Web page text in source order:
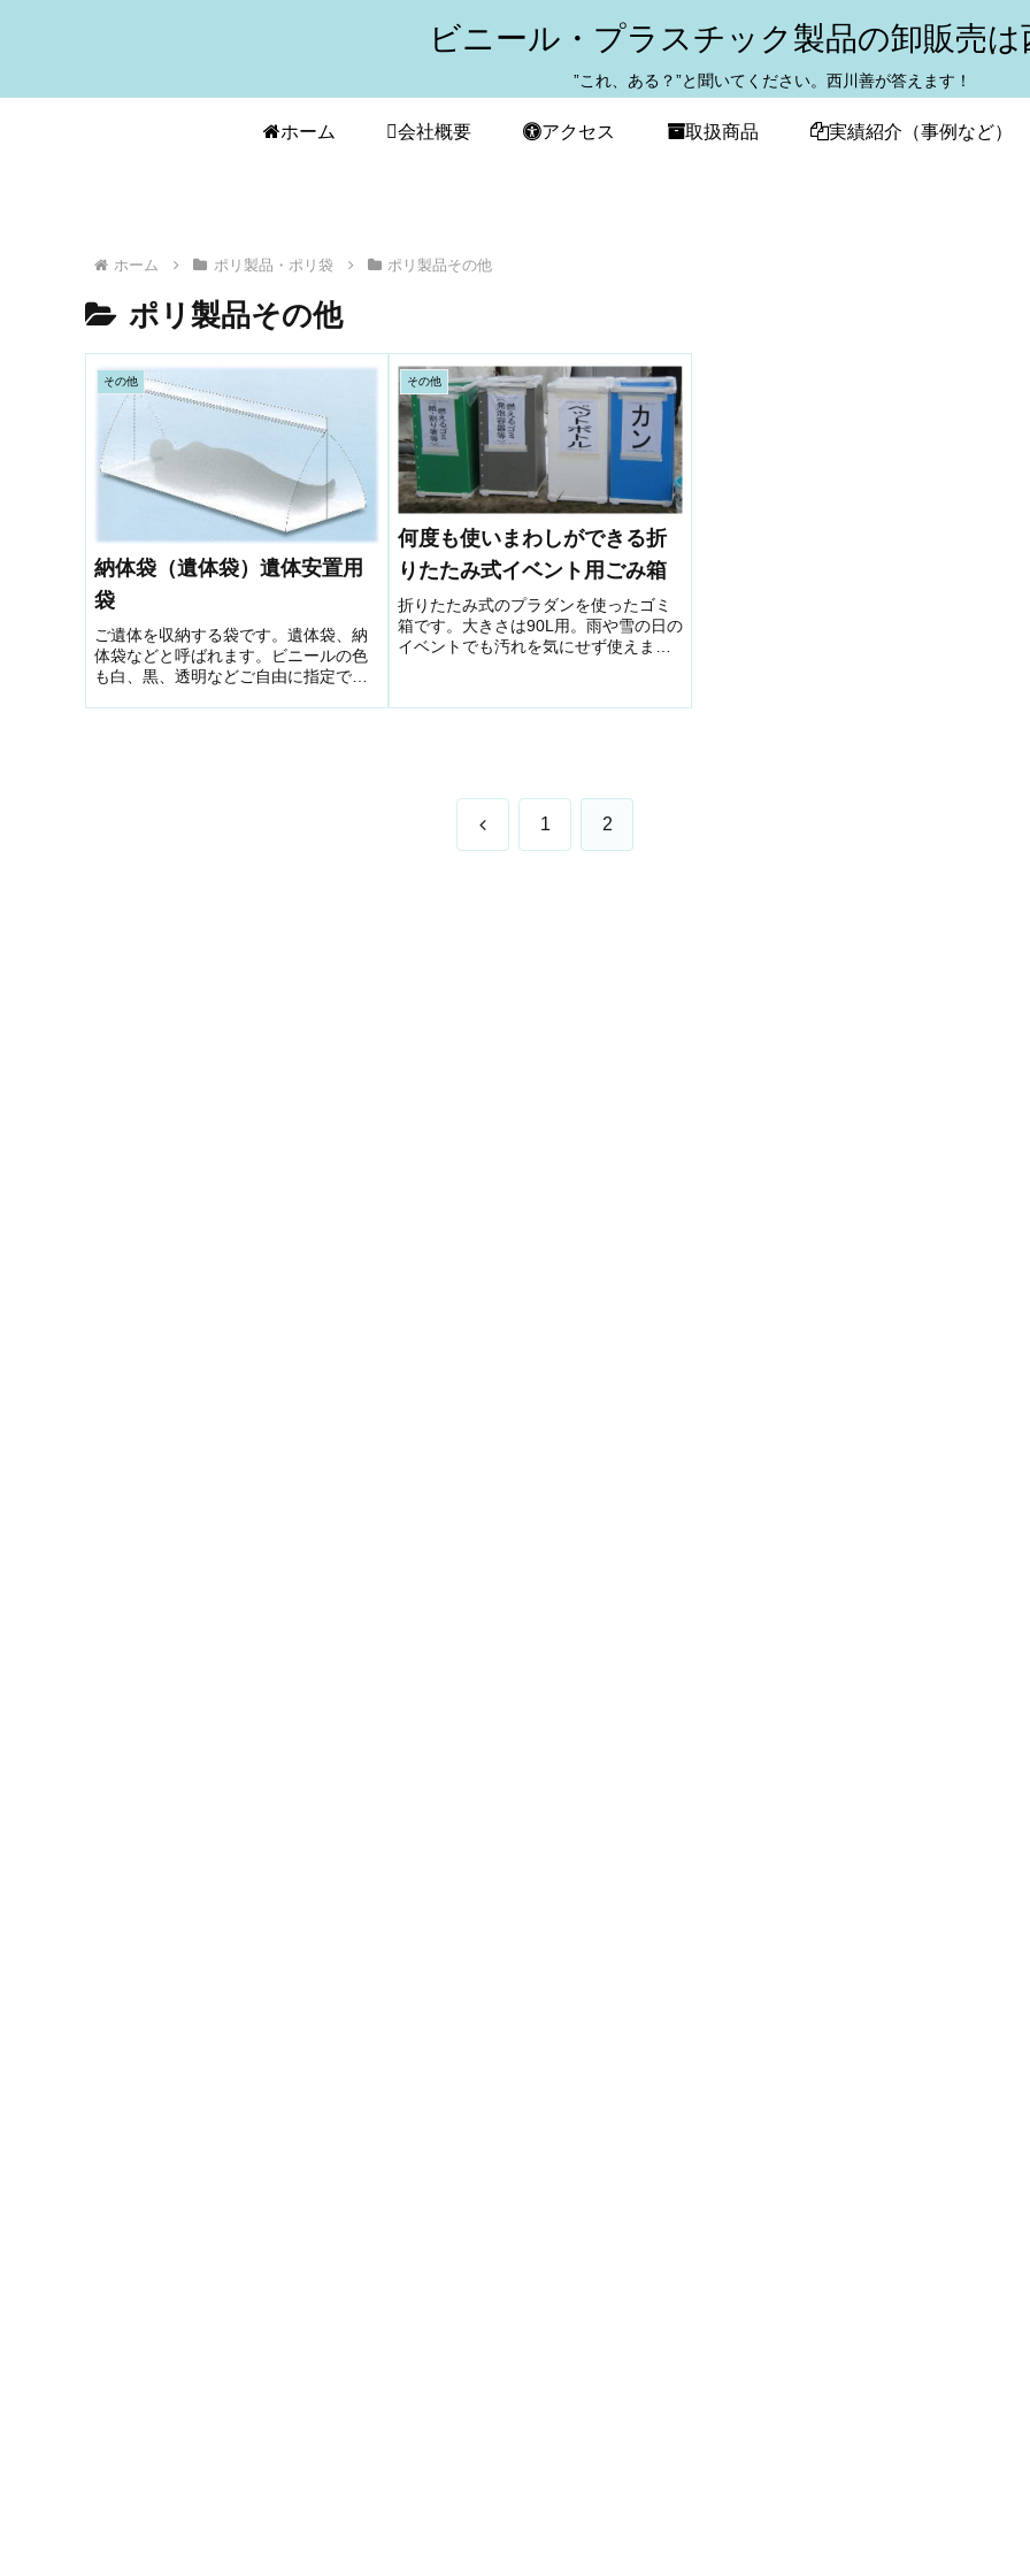
ビニール・プラスチック製品の卸販売は
”これ、ある？”と聞いてください。西川善が答えます！
ホーム 会社概要 アクセス 取扱商品 実績紹介（事例など）
ホーム ポリ製品・ポリ袋 ポリ製品その他
ポリ製品その他
その他
納体袋（遺体袋）遺体安置用
袋
ご遺体を収納する袋です。遺体袋、納
体袋などと呼ばれます。ビニールの色
も白、黒、透明などご自由に指定でき
その他
何度も使いまわしができる折
りたたみ式イベント用ごみ箱
折りたたみ式のプラダンを使ったゴミ
箱です。大きさは90L用。雨や雪の日の
イベントでも汚れを気にせず使えま
前 1 2